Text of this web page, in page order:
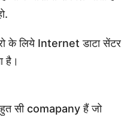
के लिये Internet डाटा सेंटर
है।
सी comapany हैं जो